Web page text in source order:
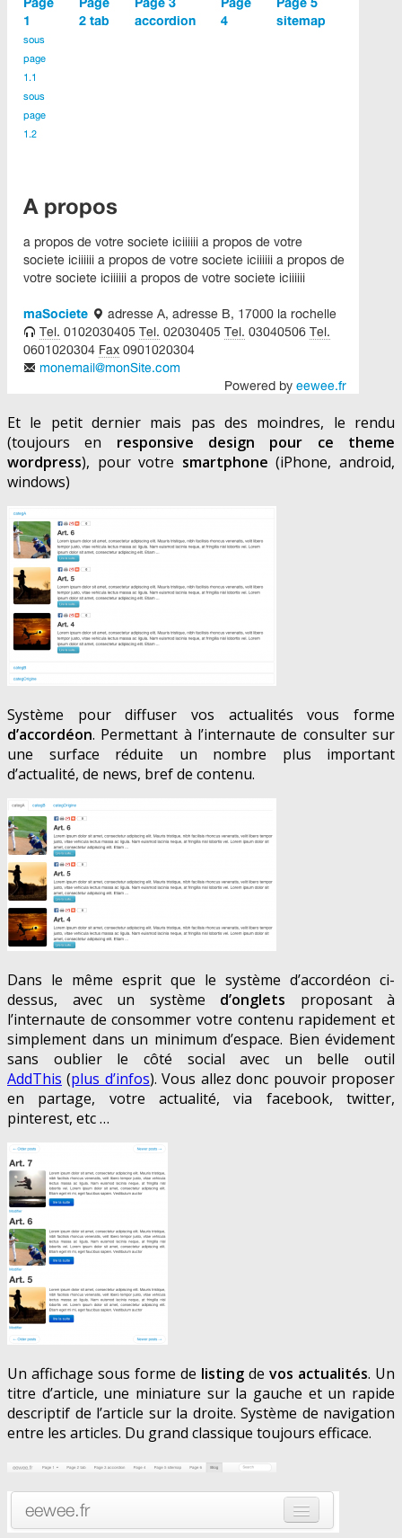
Et le petit dernier mais pas des moindres, le rendu
(toujours en responsive design pour ce theme
wordpress), pour votre smartphone (iPhone, android,
windows)
Système pour diffuser vos actualités vous forme
d’accordéon. Permettant à l’internaute de consulter sur
une surface réduite un nombre plus important
d’actualité, de news, bref de contenu.
Dans le même esprit que le système d’accordéon ci-
dessus, avec un système d’onglets proposant à
l’internaute de consommer votre contenu rapidement et
simplement dans un minimum d’espace. Bien évidement
sans oublier le côté social avec un belle outil
AddThis (plus d’infos). Vous allez donc pouvoir proposer
en partage, votre actualité, via facebook, twitter,
pinterest, etc …
Un affichage sous forme de listing de vos actualités. Un
titre d’article, une miniature sur la gauche et un rapide
descriptif de l’article sur la droite. Système de navigation
entre les articles. Du grand classique toujours efficace.